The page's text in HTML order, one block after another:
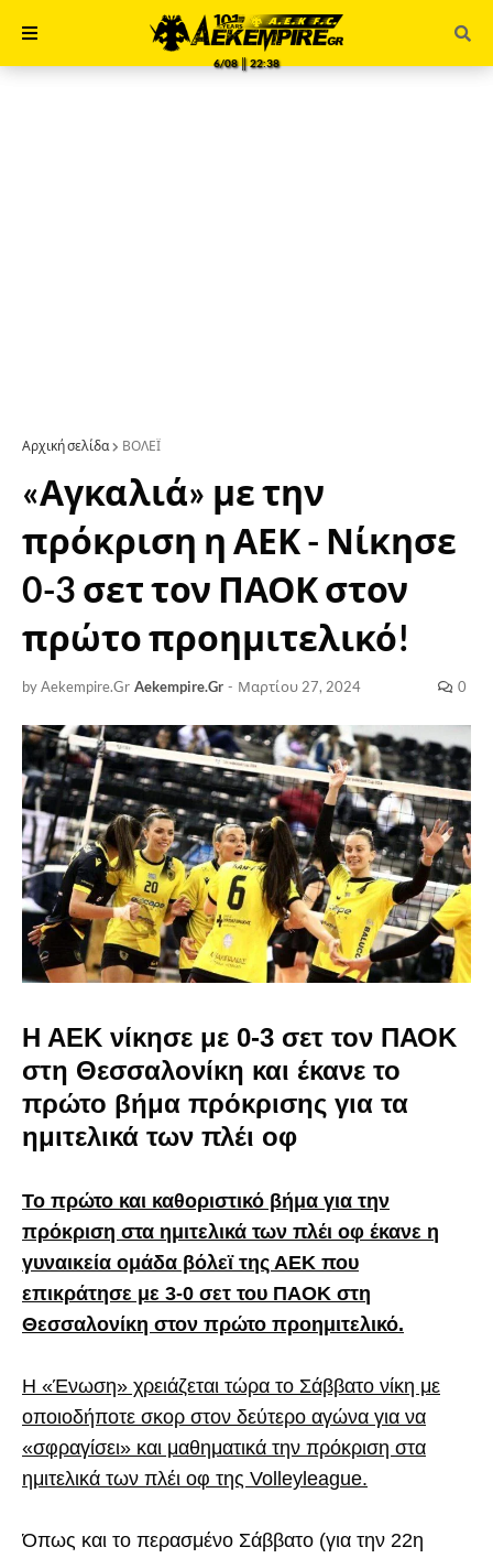
6/08 ║ 22:38
Αρχική σελίδα ΒΟΛΕΪ
«Αγκαλιά» με την
πρόκριση η ΑΕΚ - Νίκησε
0-3 σετ τον ΠΑΟΚ στον
πρώτο προημιτελικό!
by Aekempire.Gr Aekempire.Gr - Μαρτίου 27, 2024 0
Η ΑΕΚ νίκησε με 0-3 σετ τον ΠΑΟΚ
στη Θεσσαλονίκη και έκανε το
πρώτο βήμα πρόκρισης για τα
ημιτελικά των πλέι οφ
Το πρώτο και καθοριστικό βήμα για την
πρόκριση στα ημιτελικά των πλέι οφ έκανε η
γυναικεία ομάδα βόλεϊ της ΑΕΚ που
επικράτησε με 3-0 σετ του ΠΑΟΚ στη
Θεσσαλονίκη στον πρώτο προημιτελικό.
Η «Ένωση» χρειάζεται τώρα το Σάββατο νίκη με
οποιοδήποτε σκορ στον δεύτερο αγώνα για να
«σφραγίσει» και μαθηματικά την πρόκριση στα
ημιτελικά των πλέι οφ της Volleyleague.
Όπως και το περασμένο Σάββατο (για την 22η